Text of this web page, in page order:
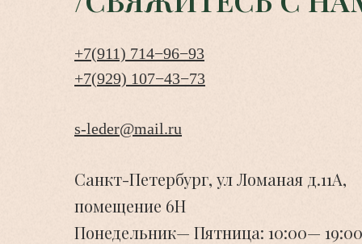
+7(911) 714−96−93
+7(929) 107−43−73
s-leder@mail.ru
Санкт-Петербург, ул Ломаная д.11А,
помещение 6Н
Понедельник— Пятница: 10:00—